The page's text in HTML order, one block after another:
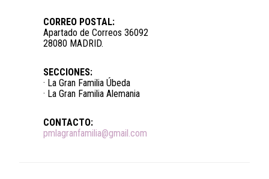
CORREO POSTAL:
Apartado de Correos 36092
28080 MADRID.
SECCIONES:
· La Gran Familia Úbeda
· La Gran Familia Alemania
CONTACTO:
pmlagranfamilia@gmail.com